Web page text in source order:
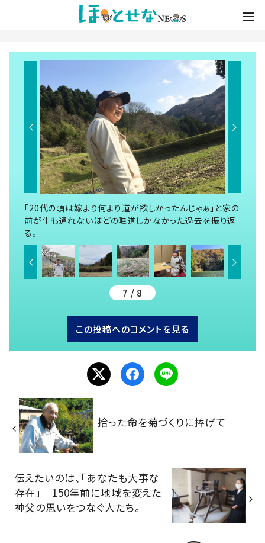
「20代の頃は嫁より何より道が欲しかったんじゃぁ」と家の
前が牛も通れないほどの畦道しかなかった過去を振り返
る。
7 / 8
この投稿へのコメントを見る
拾った命を菊づくりに捧げて
伝えたいのは、「あなたも大事な
存在」―150年前に地域を変えた
神父の思いをつなぐ人たち。